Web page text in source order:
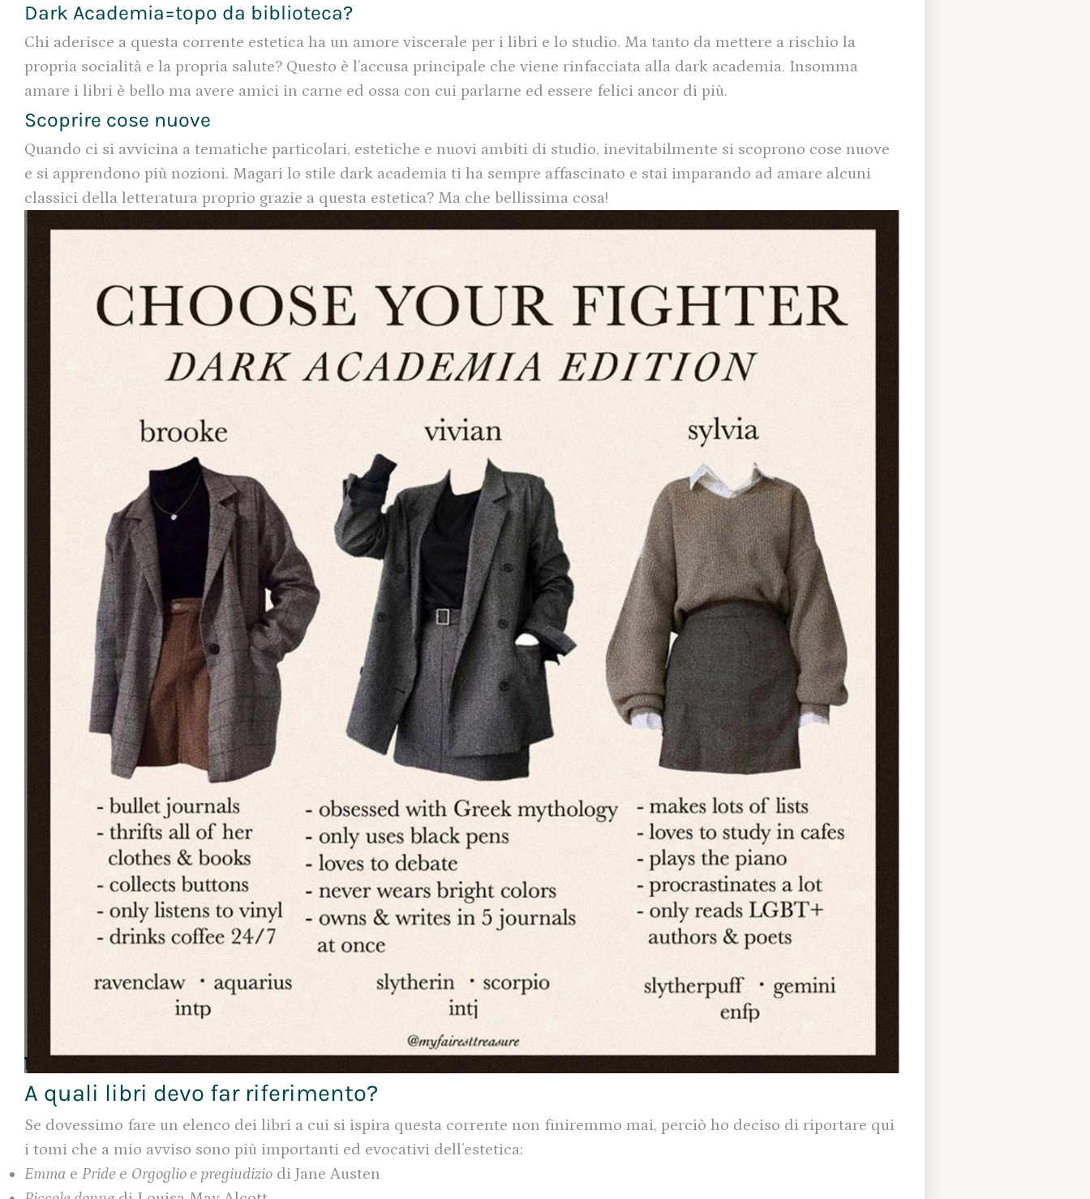
Dark Academia=topo da biblioteca?
Chi aderisce a questa corrente estetica ha un amore viscerale per i libri e lo studio. Ma tanto da mettere a rischio la
propria socialità e la propria salute? Questo è l’accusa principale che viene rinfacciata alla dark academia. Insomma
amare i libri è bello ma avere amici in carne ed ossa con cui parlarne ed essere felici ancor di più.
Scoprire cose nuove
Quando ci si avvicina a tematiche particolari, estetiche e nuovi ambiti di studio, inevitabilmente si scoprono cose nuove
e si apprendono più nozioni. Magari lo stile dark academia ti ha sempre affascinato e stai imparando ad amare alcuni
classici della letteratura proprio grazie a questa estetica? Ma che bellissima cosa!
A quali libri devo far riferimento?
Se dovessimo fare un elenco dei libri a cui si ispira questa corrente non finiremmo mai, perciò ho deciso di riportare qui
i tomi che a mio avviso sono più importanti ed evocativi dell’estetica:
Emma e Pride e Orgoglio e pregiudizio di Jane Austen